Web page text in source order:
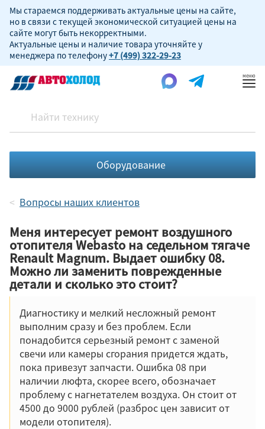
Мы стараемся поддерживать актуальные цены на сайте,
но в связи с текущей экономической ситуацией цены на
сайте могут быть некорректными.
Актуальные цены и наличие товара уточняйте у
менеджера по телефону+7 (499) 322-29-23
Оборудование
Вопросы наших клиентов
Меня интересует ремонт воздушного
отопителя Webasto на седельном тягаче
Renault Magnum. Выдает ошибку 08.
Можно ли заменить поврежденные
детали и сколько это стоит?
Диагностику и мелкий несложный ремонт
выполним сразу и без проблем. Если
понадобится серьезный ремонт с заменой
свечи или камеры сгорания придется ждать,
пока привезут запчасти. Ошибка 08 при
наличии люфта, скорее всего, обозначает
проблему с нагнетателем воздуха. Он стоит от
4500 до 9000 рублей (разброс цен зависит от
модели отопителя).